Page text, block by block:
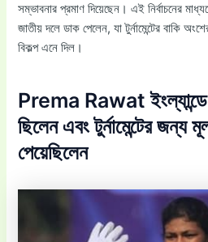
সম্ভাবনার প্রমাণ দিয়েছেন। এই নির্বাচনের
জাতীয় দলে ডাক পেলেন, যা টুর্নামেন্টের বাকি
বিকল্প এনে দিল।
Prema Rawat ইংল্যান্ডে
ছিলেন এবং টুর্নামেন্টের জন্য
পেয়েছিলেন